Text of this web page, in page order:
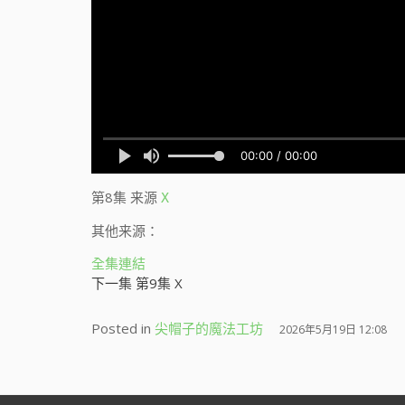
第8集 来源 X
其他来源：
全集連結
下一集 第9集 X
Posted in 尖帽子的魔法工坊 2026年5月19日 12:08